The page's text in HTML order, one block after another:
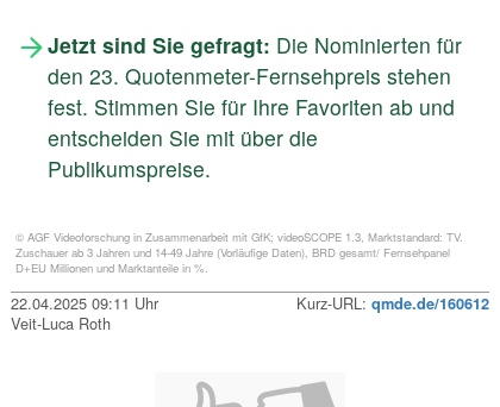
Jetzt sind Sie gefragt: Die Nominierten für
den 23. Quotenmeter-Fernsehpreis stehen
fest. Stimmen Sie für Ihre Favoriten ab und
entscheiden Sie mit über die
Publikumspreise.
© AGF Videoforschung in Zusammenarbeit mit GfK; videoSCOPE 1.3, Marktstandard: TV.
Zuschauer ab 3 Jahren und 14-49 Jahre (Vorläufige Daten), BRD gesamt/ Fernsehpanel
D+EU Millionen und Marktanteile in %.
22.04.2025 09:11 Uhr Kurz-URL: qmde.de/160612
Veit-Luca Roth